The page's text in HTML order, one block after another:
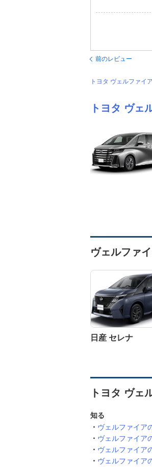
前のレビュー
トヨタ ヴェルファイ
トヨタ ヴェ
ヴェルファ
日産 セレナ
トヨタ ヴェ
知る
ヴェルファイア
ヴェルファイア
ヴェルファイア
ヴェルファイア